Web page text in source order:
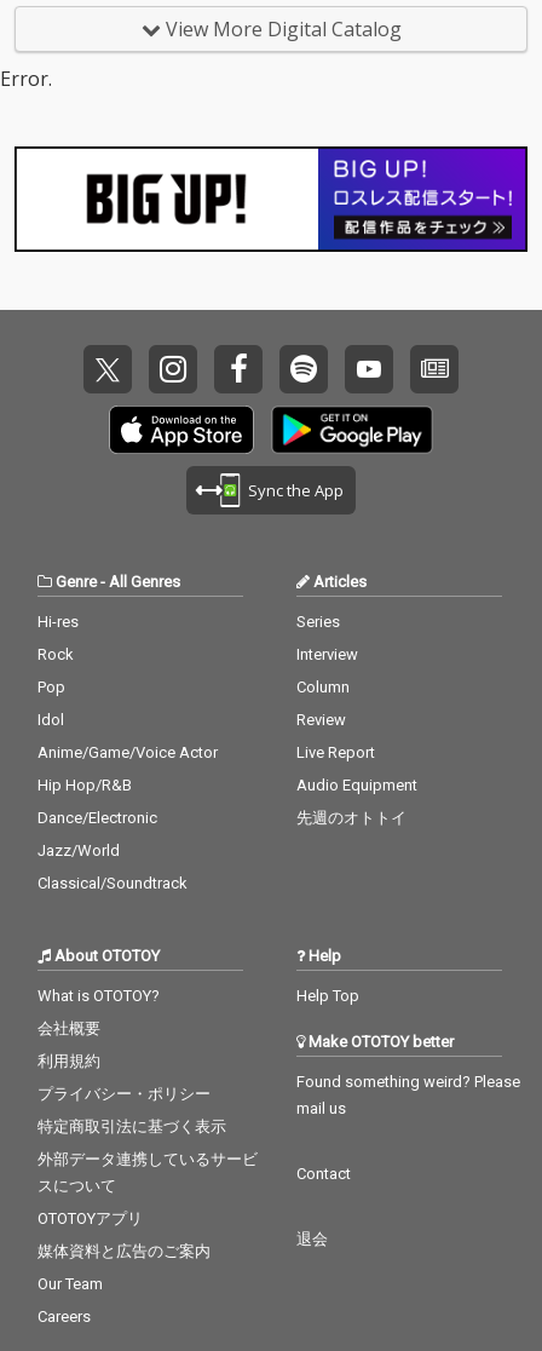
れたワンマンライブ
「宿声 / 深愛」と連動
説集』とのコラボレー
ションから生まれた、
それぞれ異なる世界観
をお楽しみいただけま
れたワンマンライブ
「宿声 / 深愛」と連動
『カミュの歌鳥 花譜小
説集』とのコラボレー
ションから生まれた、
それぞれ異なる世界観
をお楽しみいただけま
View More Digital Catalog
Error.
Sync the App
Genre- All Genres
Hi-res
Rock
Pop
Idol
Anime/Game/Voice Actor
Hip Hop/R&B
Dance/Electronic
Jazz/World
Classical/Soundtrack
Articles
Series
Interview
Column
Review
Live Report
Audio Equipment
先週のオトトイ
About OTOTOY
What is OTOTOY?
会社概要
利用規約
プライバシー・ポリシー
特定商取引法に基づく表示
外部データ連携しているサービ
スについて
OTOTOYアプリ
媒体資料と広告のご案内
Our Team
Careers
Help
Help Top
Make OTOTOY better
Found something weird? Please
mail us
Contact
退会